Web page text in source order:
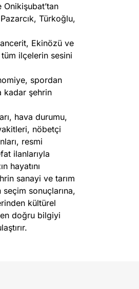
Türkoğlu,
Ekinözü ve
tüm ilçelerin sesini
spordan
kadar şehrin
hava durumu,
nöbetçi
resmi
ilanlarıyla
hayatını
sanayi ve tarım
sonuçlarına,
kültürel
doğru bilgiyi